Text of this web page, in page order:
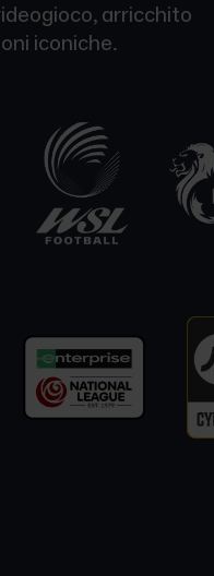
arricchito
iconiche.